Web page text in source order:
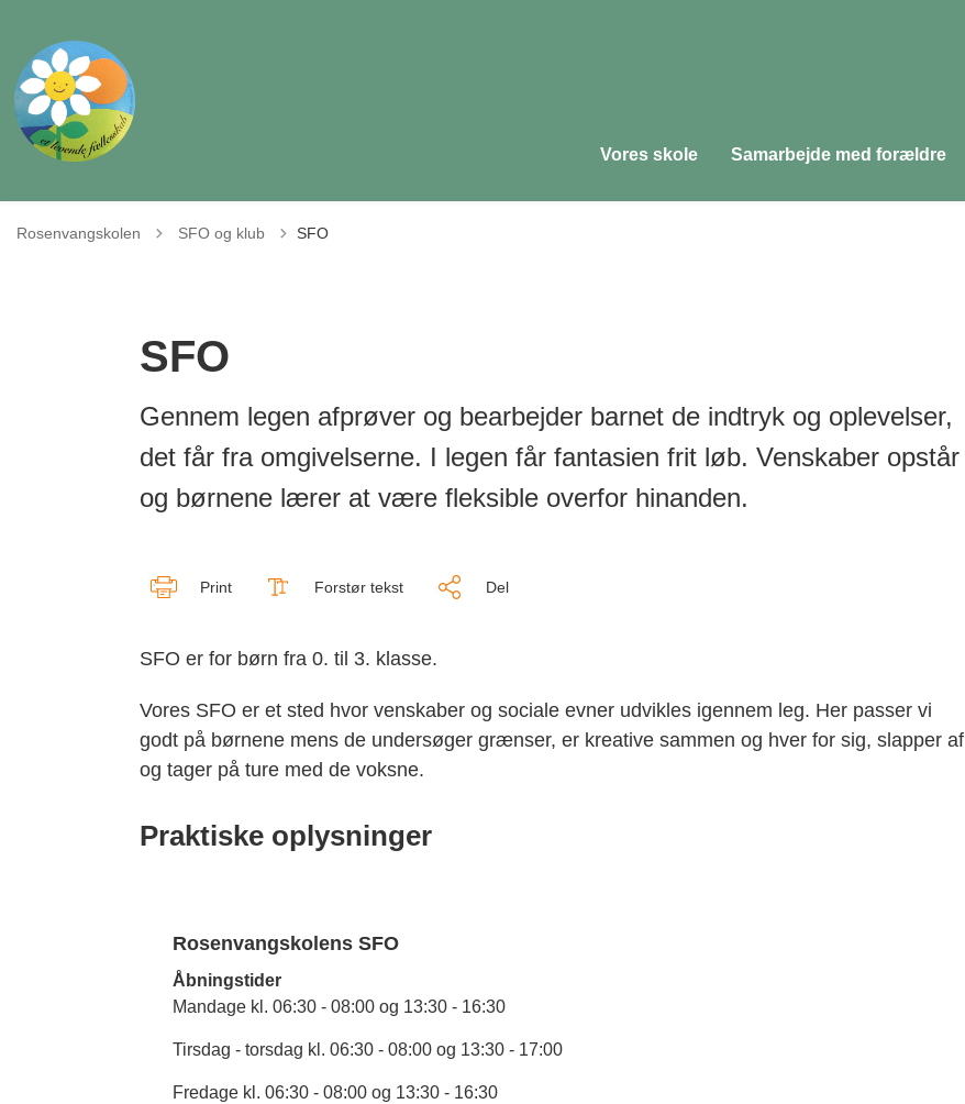
Vores skole Samarbejde med forældre
Rosenvangskolen Tilbage til
SFO og klub SFO
SFO
Gennem legen afprøver og bearbejder barnet de indtryk og oplevelser,
det får fra omgivelserne. I legen får fantasien frit løb. Venskaber opstår
og børnene lærer at være fleksible overfor hinanden.
Print Forstør tekst Del
SFO er for børn fra 0. til 3. klasse.
Vores SFO er et sted hvor venskaber og sociale evner udvikles igennem leg. Her passer vi
godt på børnene mens de undersøger grænser, er kreative sammen og hver for sig, slapper af
og tager på ture med de voksne.
Praktiske oplysninger
Rosenvangskolens SFO
Åbningstider
Mandage kl. 06:30 - 08:00 og 13:30 - 16:30
Tirsdag - torsdag kl. 06:30 - 08:00 og 13:30 - 17:00
Fredage kl. 06:30 - 08:00 og 13:30 - 16:30